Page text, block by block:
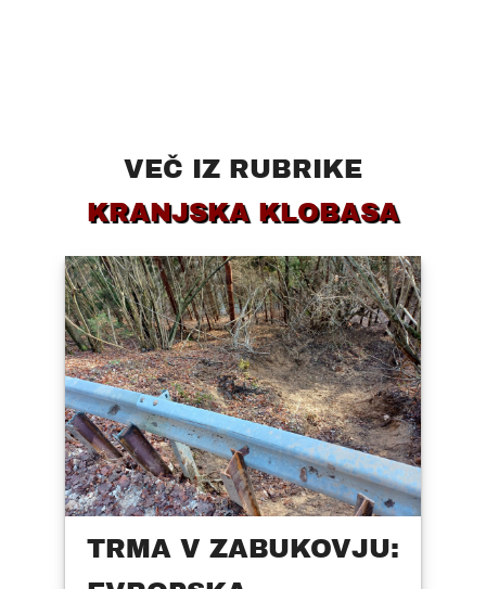
VEČ IZ RUBRIKE
KRANJSKA KLOBASA
TRMA V ZABUKOVJU: